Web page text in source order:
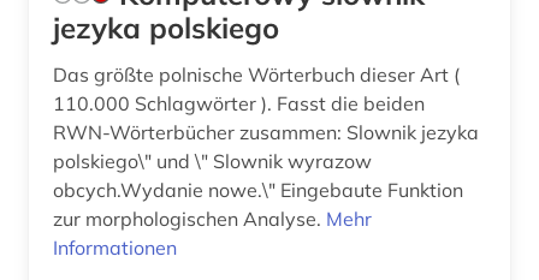
jezyka polskiego
Das größte polnische Wörterbuch dieser Art (
110.000 Schlagwörter ). Fasst die beiden
RWN-Wörterbücher zusammen: Slownik jezyka
polskiego\" und \" Slownik wyrazow
obcych.Wydanie nowe.\" Eingebaute Funktion
zur morphologischen Analyse. Mehr
Informationen